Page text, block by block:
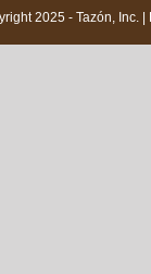
2025 - Tazón, Inc.